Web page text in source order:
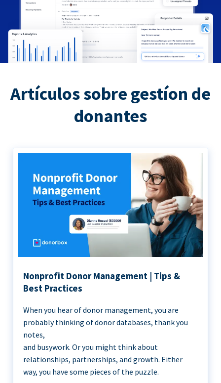
Artículos sobre gestíon de
donantes
Nonprofit Donor Management | Tips &
Best Practices
When you hear of donor management, you are
probably thinking of donor databases, thank you
notes,
and busywork. Or you might think about
relationships, partnerships, and growth. Either
way, you have some pieces of the puzzle.